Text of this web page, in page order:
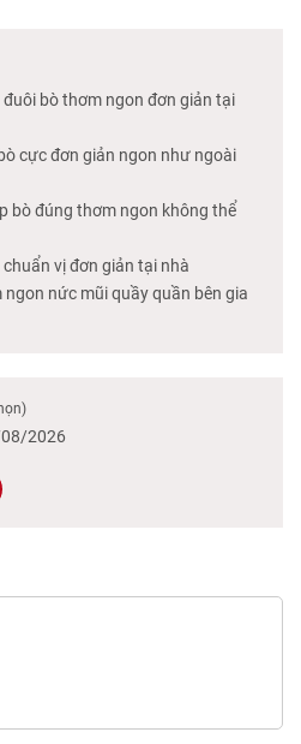
bò thơm ngon đơn giản tại
cực đơn giản ngon như ngoài
bò đúng thơm ngon không thể
vị đơn giản tại nhà
nức mũi quầy quần bên gia
08/2026